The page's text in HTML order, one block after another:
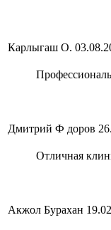
Карлыгаш О.
Дмитрий Ф доров
Отличная
Акжол Бурахан